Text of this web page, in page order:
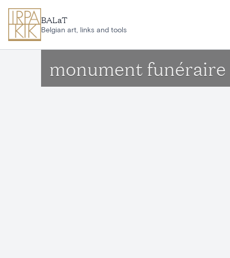
BALaT
Belgian art, links and tools
monument